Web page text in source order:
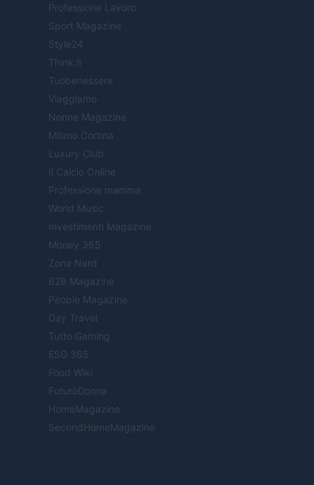
Professione Lavoro
Sport Magazine
Style24
Think.it
Tuobenessere
Viaggiamo
Nonne Magazine
Milano Cortina
Luxury Club
Il Calcio Online
Professione mamma
World Music
Investimenti Magazine
Money 365
Zona Nerd
B2B Magazine
People Magazine
Day Travel
Tutto Gaming
ESG 365
Food Wiki
FuturoDonna
HomeMagazine
SecondHomeMagazine